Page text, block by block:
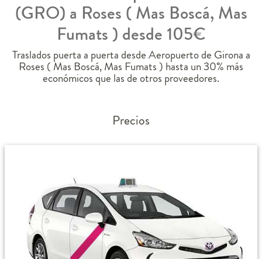
(GRO) a Roses ( Mas Boscá, Mas
Fumats ) desde 105€
Traslados puerta a puerta desde Aeropuerto de Girona a
Roses ( Mas Boscá, Mas Fumats ) hasta un 30% más
económicos que las de otros proveedores.
Precios